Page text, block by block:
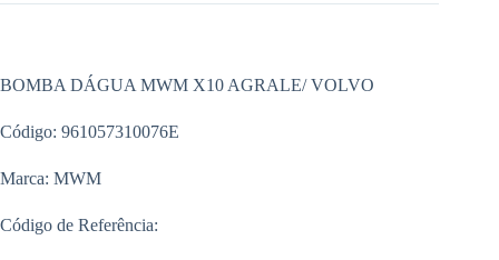
BOMBA DÁGUA MWM X10 AGRALE/ VOLVO
Código: 961057310076E
Marca: MWM
Código de Referência: